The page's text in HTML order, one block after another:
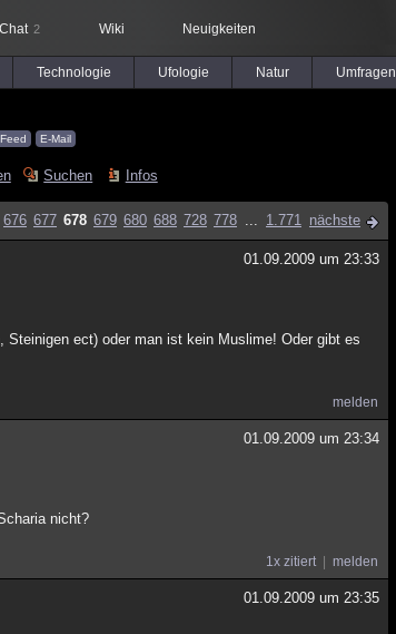
Chat 2 Wiki Neuigkeiten
Technologie Ufologie Natur Umfragen
Feed E-Mail
Suchen Infos
676 677 678 679 680 688 728 778 ... 1.771 nächste
01.09.2009 um 23:33
ect) oder man ist kein Muslime! Oder gibt es
melden
01.09.2009 um 23:34
nicht?
1x zitiert melden
01.09.2009 um 23:35